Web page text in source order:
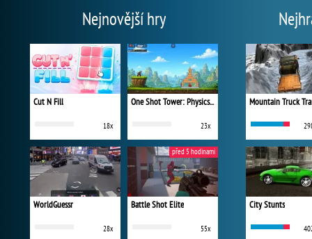
Nejnovější hry
Cut N Fill
18x
One Shot Tower: Physics Destroyer
23x
WorldGuessr
28x
Battle Shot Elite
55x
před 5 hodinami
Mountain Truck
City Stunts